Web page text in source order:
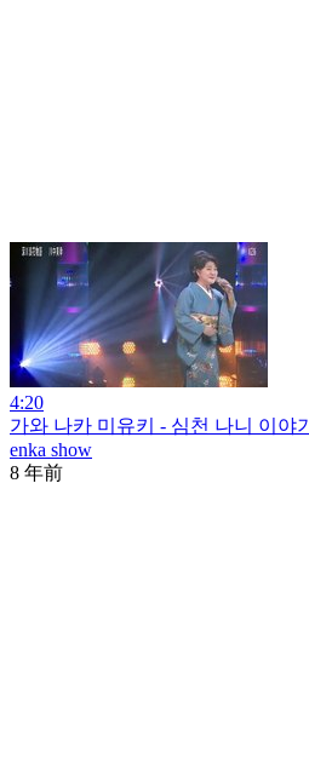
4:20
가와 나카 미유키 - 심천 나니 이야기
enka show
8 年前